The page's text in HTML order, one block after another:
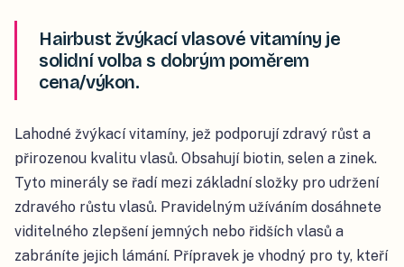
Hairbust žvýkací vlasové vitamíny je
solidní volba s dobrým poměrem
cena/výkon.
Lahodné žvýkací vitamíny, jež podporují zdravý růst a
přirozenou kvalitu vlasů. Obsahují biotin, selen a zinek.
Tyto minerály se řadí mezi základní složky pro udržení
zdravého růstu vlasů. Pravidelným užíváním dosáhnete
viditelného zlepšení jemných nebo řidších vlasů a
zabráníte jejich lámání. Přípravek je vhodný pro ty, kteří